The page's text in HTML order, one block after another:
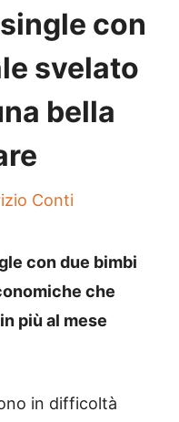
con
svelato
bella
Conti
con due bimbi
che
più al mese
in difficoltà